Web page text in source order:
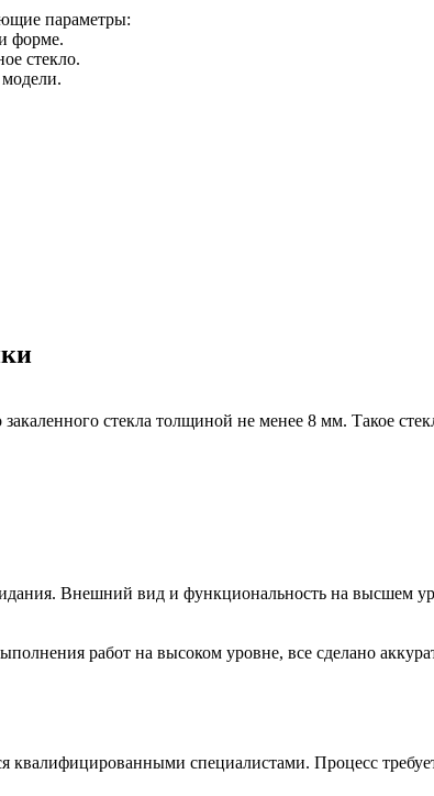
параметры:
форме.
стекло.
стекла толщиной не менее 8 мм. Такое
Внешний вид и функциональность на высшем
работ на высоком уровне, все сделано
специалистами. Процесс